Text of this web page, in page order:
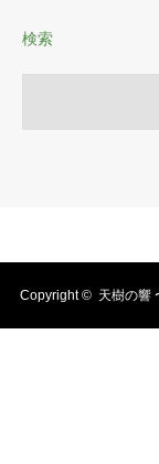
検索
Copyright © 天樹の響